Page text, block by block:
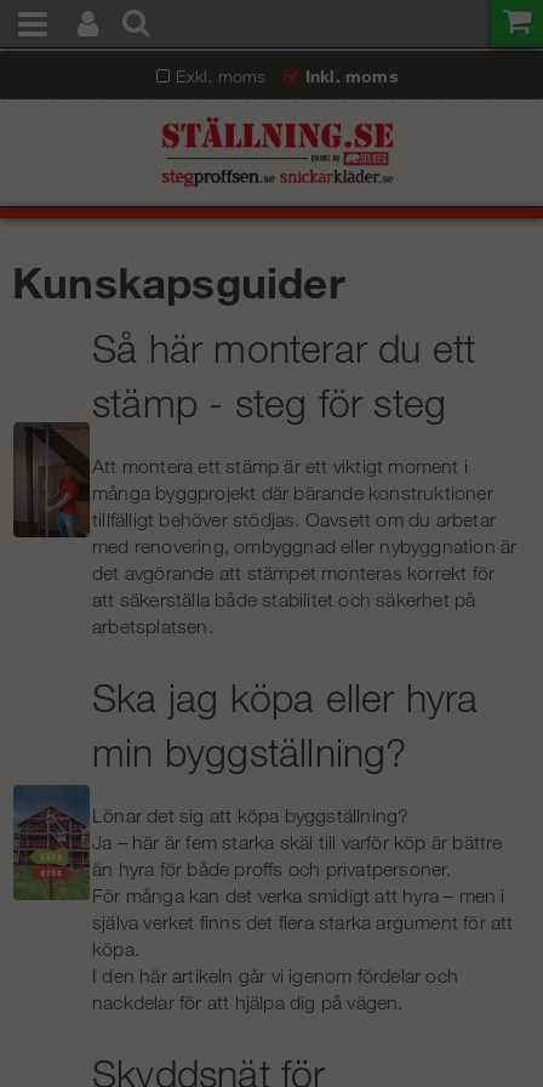
Exkl. moms Inkl. moms
Kunskapsguider
Så här monterar du ett
stämp - steg för steg
Att montera ett stämp är ett viktigt moment i
många byggprojekt där bärande konstruktioner
tillfälligt behöver stödjas. Oavsett om du arbetar
med renovering, ombyggnad eller nybyggnation är
det avgörande att stämpet monteras korrekt för
att säkerställa både stabilitet och säkerhet på
arbetsplatsen.
Ska jag köpa eller hyra
min byggställning?
Lönar det sig att köpa byggställning?
Ja – här är fem starka skäl till varför köp är bättre
än hyra för både proffs och privatpersoner.
För många kan det verka smidigt att hyra – men i
själva verket finns det flera starka argument för att
köpa.
I den här artikeln går vi igenom fördelar och
nackdelar för att hjälpa dig på vägen.
Skyddsnät för